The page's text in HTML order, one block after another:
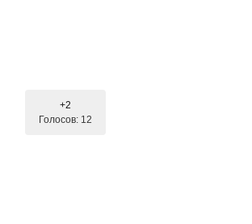
+2
Голосов: 12